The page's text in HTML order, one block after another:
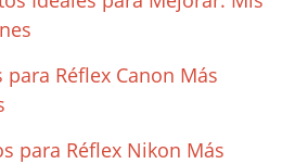
Réflex Canon Más
para Réflex Nikon Más